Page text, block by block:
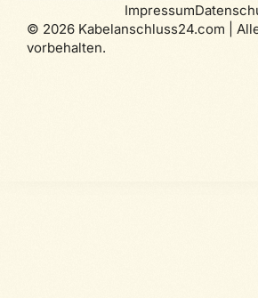
© 2026 Kabelanschluss24.com |
vorbehalten.
Impressum